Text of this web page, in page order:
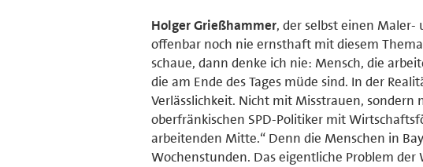
Holger Grießhammer, der selbst einen Maler-
offenbar noch nie ernsthaft mit diesem
schaue, dann denke ich nie: Mensch, die
die am Ende des Tages müde sind. In der
Verlässlichkeit. Nicht mit Misstrauen,
oberfränkischen SPD-Politiker mit
arbeitenden Mitte.“ Denn die Menschen in
Wochenstunden. Das eigentliche Problem